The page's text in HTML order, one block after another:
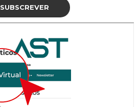
SUBSCREVER